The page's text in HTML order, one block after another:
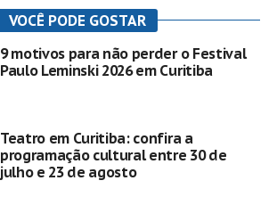
VOCÊ PODE GOSTAR
9 motivos para não perder o Festival
Paulo Leminski 2026 em Curitiba
Teatro em Curitiba: confira a
programação cultural entre 30 de
julho e 23 de agosto